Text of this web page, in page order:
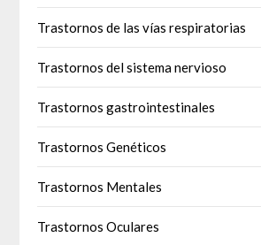
Trastornos de las vías respiratorias
Trastornos del sistema nervioso
Trastornos gastrointestinales
Trastornos Genéticos
Trastornos Mentales
Trastornos Oculares